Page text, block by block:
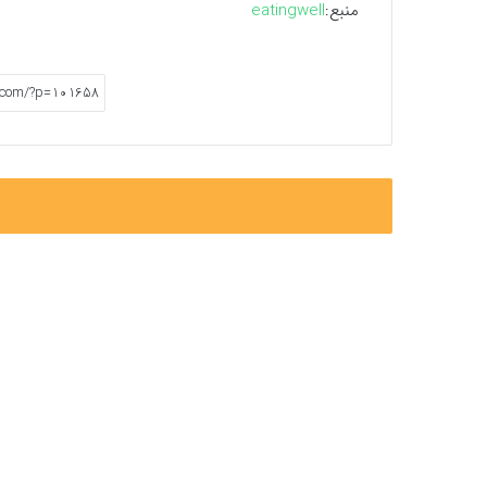
منبع:eatingwell